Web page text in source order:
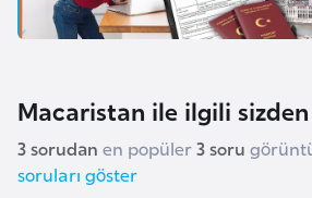
Macaristan ile ilgili
3 sorudan en popüler3 soru
soruları göster
u
h
u
r
i